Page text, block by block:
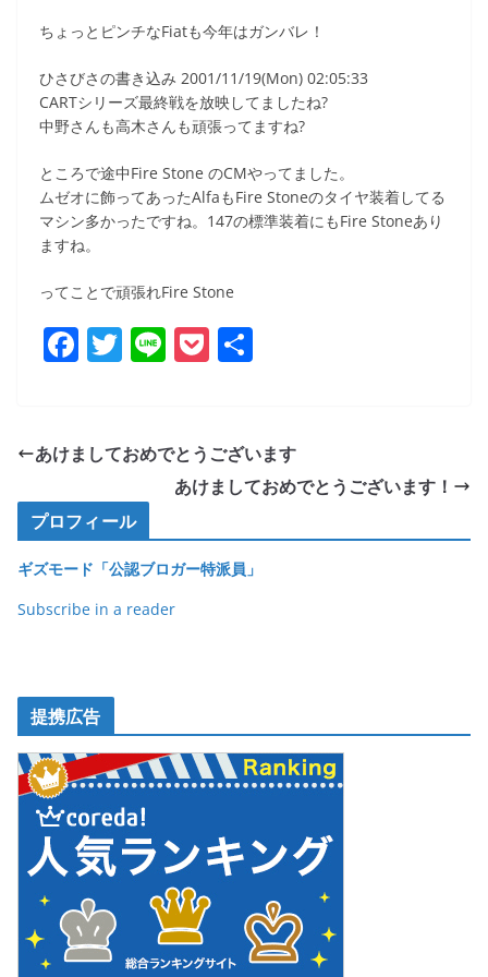
ちょっとピンチなFiatも今年はガンバレ！
ひさびさの書き込み 2001/11/19(Mon) 02:05:33
CARTシリーズ最終戦を放映してましたね?
中野さんも高木さんも頑張ってますね?
ところで途中Fire Stone のCMやってました。
ムゼオに飾ってあったAlfaもFire Stoneのタイヤ装着してる
マシン多かったですね。147の標準装着にもFire Stoneあり
ますね。
ってことで頑張れFire Stone
F
e
o
o
k
T
er
Li P
et
あけましておめでとうございます
あけましておめでとうございます！
プロフィール
ギズモード「公認ブロガー特派員」
Subscribe in a reader
提携広告